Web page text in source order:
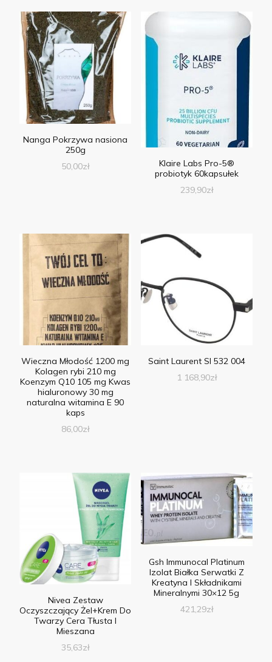
Nanga Pokrzywa nasiona
250g
50,00zł
Klaire Labs Pro-5®
probiotyk 60kapsułek
239,90zł
Wieczna Młodość 1200 mg
Kolagen rybi 210 mg
Koenzym Q10 105 mg Kwas
hialuronowy 30 mg
naturalna witamina E 90
kaps
86,00zł
Saint Laurent Sl 532 004
1 168,90zł
Nivea Zestaw
Oczyszczający Żel+Krem Do
Twarzy Cera Tłusta I
Mieszana
35,63zł
Gsh Immunocal Platinum
Izolat Białka Serwatki Z
Kreatyna I Składnikami
Mineralnymi 30×12 5g
421,29zł